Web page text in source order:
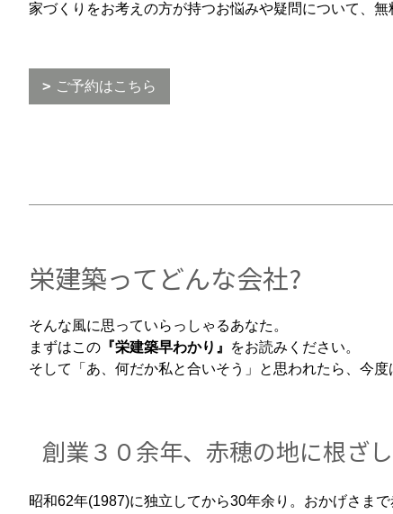
家づくりをお考えの方が持つお悩みや疑問について、無
ご予約はこちら
栄建築ってどんな会社?
そんな風に思っていらっしゃるあなた。
まずはこの 『栄建築早わかり』
をお読みください。
そして「あ、何だか私と合いそう」と思われたら、今
創業３０余年、赤穂の地に根ざ
昭和62年(1987)に独立してから30年余り。おかげさま